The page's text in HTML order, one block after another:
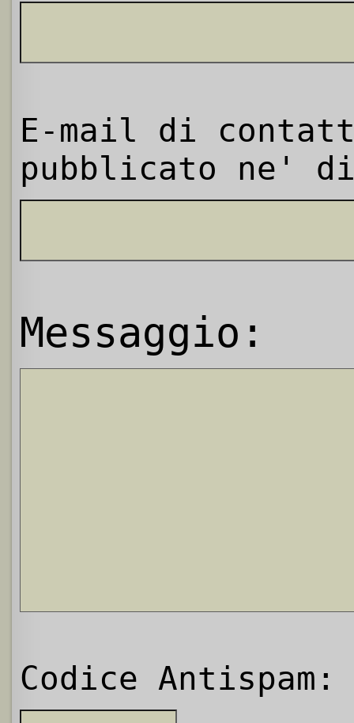
E-mail di
pubblicato ne'
Messaggio:
Codice Antispam: